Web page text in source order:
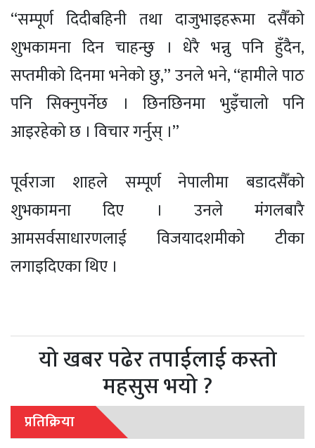
“सम्पूर्ण दिदीबहिनी तथा दाजुभाइहरूमा दसैँको
शुभकामना दिन चाहन्छु । धेरै भन्नु पनि हुँदैन,
सप्तमीको दिनमा भनेको छु,” उनले भने, “हामीले पाठ
पनि सिक्नुपर्नेछ । छिनछिनमा भुइँचालो पनि
आइरहेको छ । विचार गर्नुस् ।”
पूर्वराजा शाहले सम्पूर्ण नेपालीमा बडादसैँको
शुभकामना दिए । उनले मंगलबारै
आमसर्वसाधारणलाई विजयादशमीको टीका
लगाइदिएका थिए ।
यो खबर पढेर तपाईलाई कस्तो
महसुस भयो ?
प्रतिक्रिया